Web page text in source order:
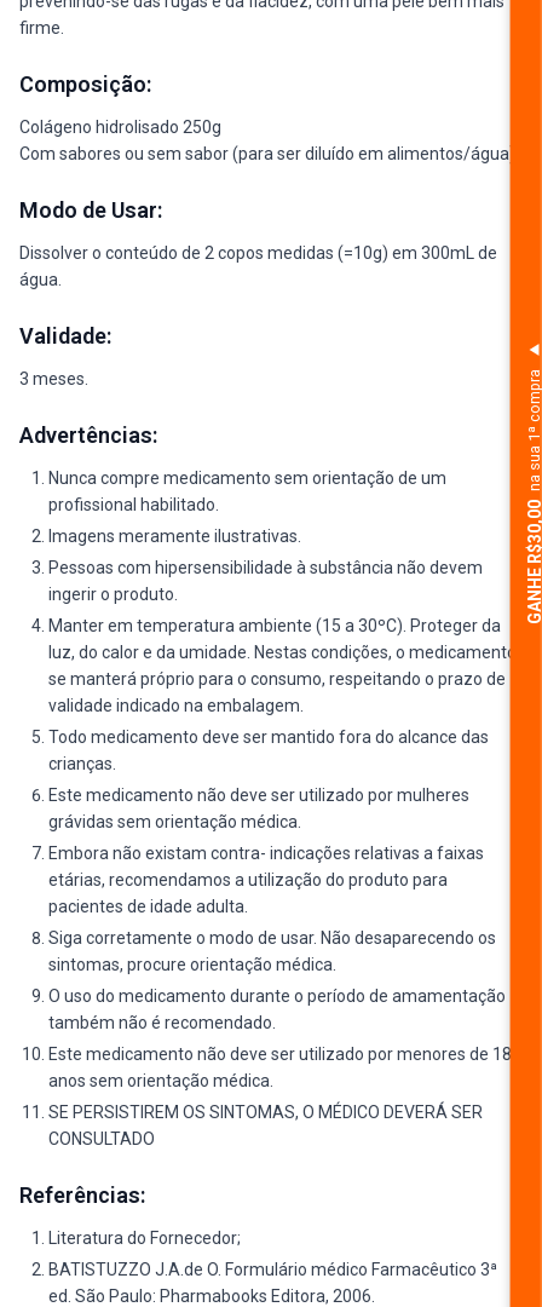
firme.
Composição:
Colágeno hidrolisado 250g
Com sabores ou sem sabor (para ser diluído em alimentos/água)
Modo de Usar:
Dissolver o conteúdo de 2 copos medidas (=10g) em 300mL de
água.
Validade:
3 meses.
Advertências:
Nunca compre medicamento sem orientação de um
profissional habilitado.
Imagens meramente ilustrativas.
Pessoas com hipersensibilidade à substância não devem
ingerir o produto.
Manter em temperatura ambiente (15 a 30ºC). Proteger da
luz, do calor e da umidade. Nestas condições, o medicamento
se manterá próprio para o consumo, respeitando o prazo de
validade indicado na embalagem.
Todo medicamento deve ser mantido fora do alcance das
crianças.
Este medicamento não deve ser utilizado por mulheres
grávidas sem orientação médica.
Embora não existam contra- indicações relativas a faixas
etárias, recomendamos a utilização do produto para
pacientes de idade adulta.
Siga corretamente o modo de usar. Não desaparecendo os
sintomas, procure orientação médica.
O uso do medicamento durante o período de amamentação
também não é recomendado.
Este medicamento não deve ser utilizado por menores de 18
anos sem orientação médica.
SE PERSISTIREM OS SINTOMAS, O MÉDICO DEVERÁ SER
CONSULTADO
Referências:
Literatura do Fornecedor;
BATISTUZZO J.A.de O. Formulário médico Farmacêutico 3ª
ed. São Paulo: Pharmabooks Editora, 2006.
na sua 1ª compra